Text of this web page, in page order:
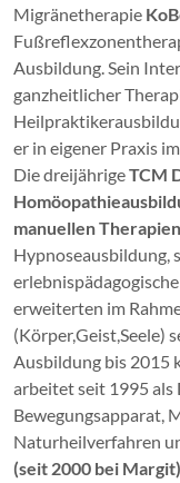
Migränetherapie
Ausbildung. Sein
ganzheitlicher
er in eigener Praxis
Die dreijährigeTCM
manuellen Therapien
Hypnoseausbildung,
erweiterten im
(Körper,Geist,Seele)
Ausbildung bis 2015
arbeitet seit 1995
Bewegungsapparat,
Naturheilverfahren
(seit 2000 bei Margit)